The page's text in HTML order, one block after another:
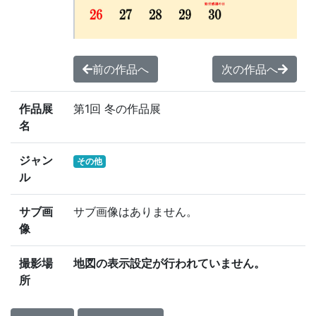
前の作品へ 次の作品へ
作品展
名
第1回 冬の作品展
ジャン
ル
その他
サブ画
像
サブ画像はありません。
撮影場
所
地図の表示設定が行われていません。